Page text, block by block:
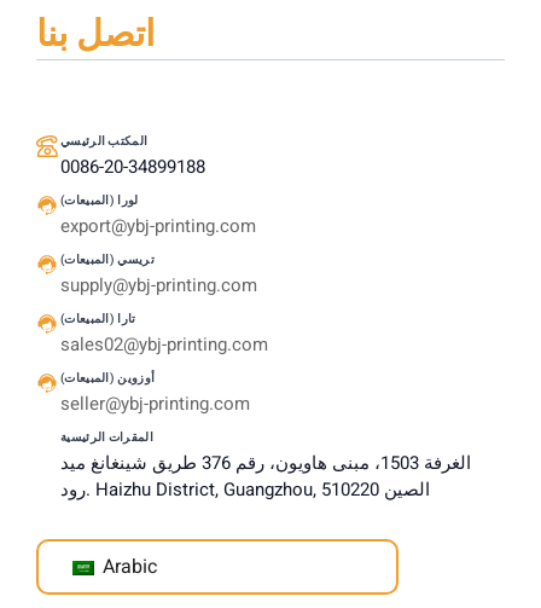
اتصل بنا
المكتب الرئيسي
0086-20-34899188
لورا (المبيعات)
export@ybj-printing.com
تريسي (المبيعات)
supply@ybj-printing.com
تارا (المبيعات)
sales02@ybj-printing.com
أوزوين (المبيعات)
seller@ybj-printing.com
المقرات الرئيسية
الغرفة 1503، مبنى هاويون، رقم 376 طريق شينغانغ ميد
رود. Haizhu District, Guangzhou, الصين 510220
Arabic